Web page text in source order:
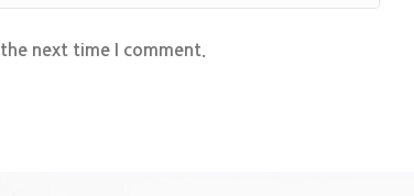
next time I comment.